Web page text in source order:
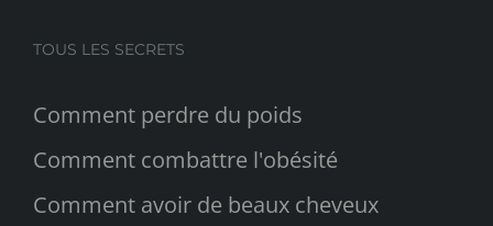
TOUS LES SECRETS
Comment perdre du poids
Comment combattre l'obésité
Comment avoir de beaux cheveux